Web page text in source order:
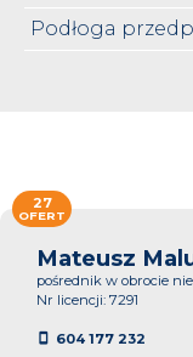
Podłoga
Mateusz
pośrednik w obrocie
Nr licencji: 7291
604 177 232
27
OFERT